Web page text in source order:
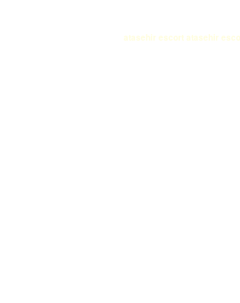
atasehir escort atasehir